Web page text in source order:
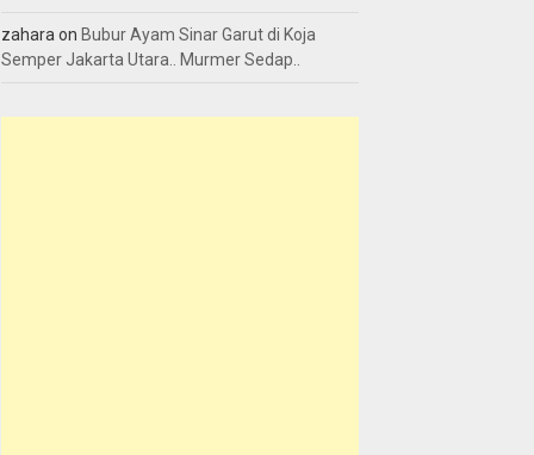
zahara on Bubur Ayam Sinar Garut di Koja
Semper Jakarta Utara.. Murmer Sedap..